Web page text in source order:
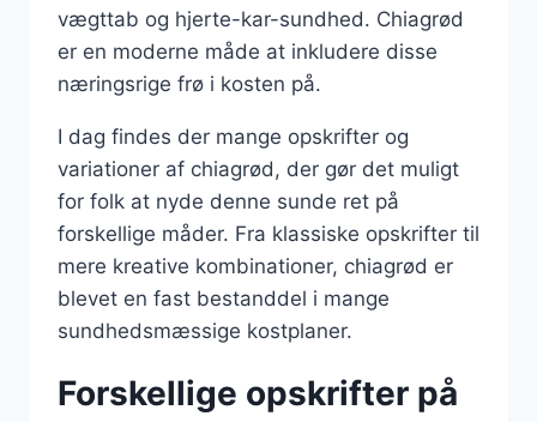
vægttab og hjerte-kar-sundhed. Chiagrød
er en moderne måde at inkludere disse
næringsrige frø i kosten på.
I dag findes der mange opskrifter og
variationer af chiagrød, der gør det muligt
for folk at nyde denne sunde ret på
forskellige måder. Fra klassiske opskrifter til
mere kreative kombinationer, chiagrød er
blevet en fast bestanddel i mange
sundhedsmæssige kostplaner.
Forskellige opskrifter på